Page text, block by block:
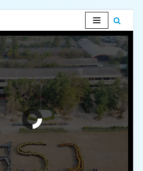
WITTAYA SCHOOL
ยนสินรินทร์วิทยา
าตรฐานสากล มีความเป็นพลโลก
พอเพียง คู่เคียงการพัฒนาที่ยั่งยืน